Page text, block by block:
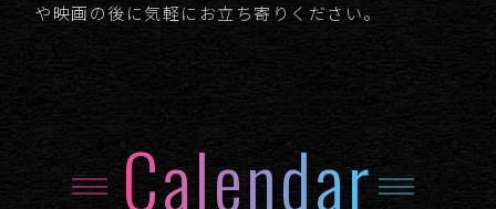
や映画の後に気軽にお立ち寄りください。
Calendar